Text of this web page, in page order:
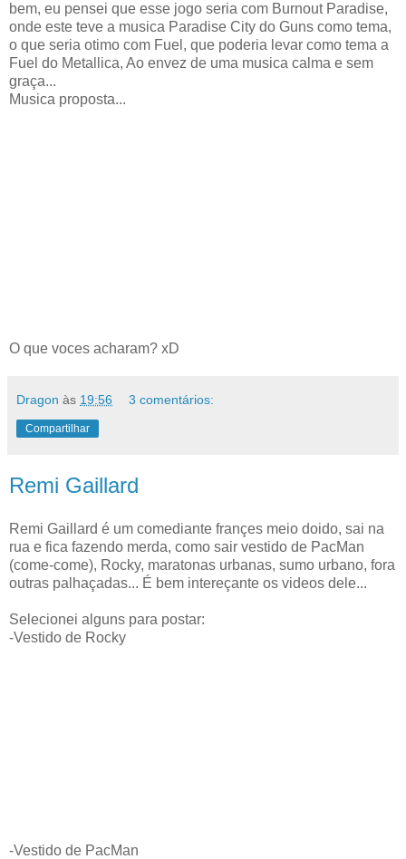
bem, eu pensei que esse jogo seria com Burnout Paradise,
onde este teve a musica Paradise City do Guns como tema,
o que seria otimo com Fuel, que poderia levar como tema a
Fuel do Metallica, Ao envez de uma musica calma e sem
graça...
Musica proposta...
O que voces acharam? xD
Dragon às 19:56 3 comentários:
Compartilhar
Remi Gaillard
Remi Gaillard é um comediante françes meio doido, sai na
rua e fica fazendo merda, como sair vestido de PacMan
(come-come), Rocky, maratonas urbanas, sumo urbano, fora
outras palhaçadas... É bem intereçante os videos dele...
Selecionei alguns para postar:
-Vestido de Rocky
-Vestido de PacMan